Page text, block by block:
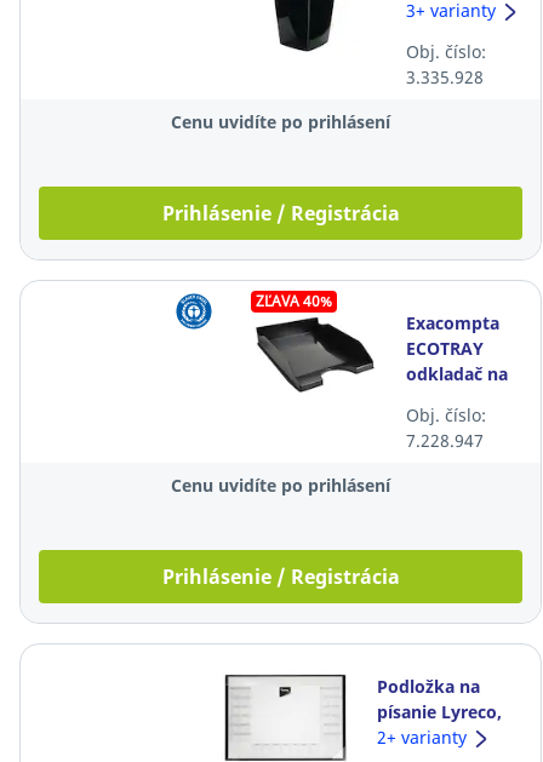
čierny
3+ varianty
Obj. číslo:
3.335.928
Cenu uvidíte po prihlásení
Prihlásenie / Registrácia
ZĽAVA 40%
Exacompta
ECOTRAY
odkladač na
čierny
Obj. číslo:
7.228.947
Cenu uvidíte po prihlásení
Prihlásenie / Registrácia
Podložka na
písanie Lyreco,
čierna
2+ varianty